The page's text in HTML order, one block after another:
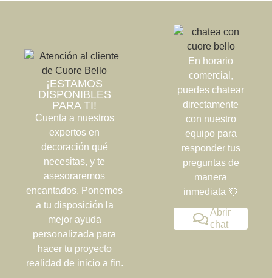
¡ESTAMOS
DISPONIBLES
PARA TI!
Cuenta a nuestros
expertos en
decoración qué
necesitas, y te
asesoraremos
encantados. Ponemos
a tu disposición la
mejor ayuda
personalizada para
hacer tu proyecto
realidad de inicio a fin.
En horario
comercial,
puedes chatear
directamente
con nuestro
equipo para
responder tus
preguntas de
manera
inmediata 💘
Abrir
chat